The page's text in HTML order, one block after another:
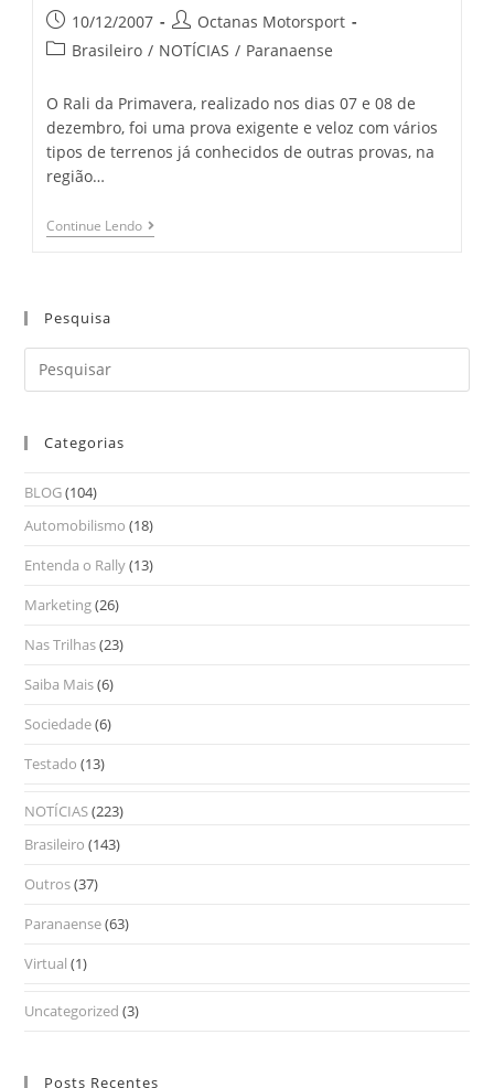
10/12/2007
Octanas Motorsport
Brasileiro / NOTÍCIAS / Paranaense
O Rali da Primavera, realizado nos dias 07 e 08 de
dezembro, foi uma prova exigente e veloz com vários
tipos de terrenos já conhecidos de outras provas, na
região…
Continue Lendo
Pesquisa
Categorias
BLOG(104)
Automobilismo (18)
Entenda o Rally(13)
Marketing(26)
Nas Trilhas(23)
Saiba Mais(6)
Sociedade(6)
Testado (13)
NOTÍCIAS(223)
Brasileiro (143)
Outros(37)
Paranaense(63)
Virtual (1)
Uncategorized (3)
Posts Recentes